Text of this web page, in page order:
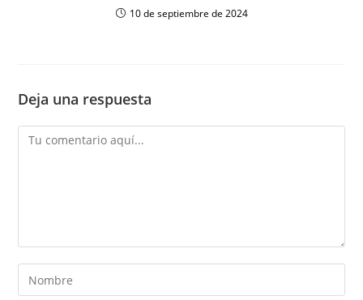
10 de septiembre de 2024
Deja una respuesta